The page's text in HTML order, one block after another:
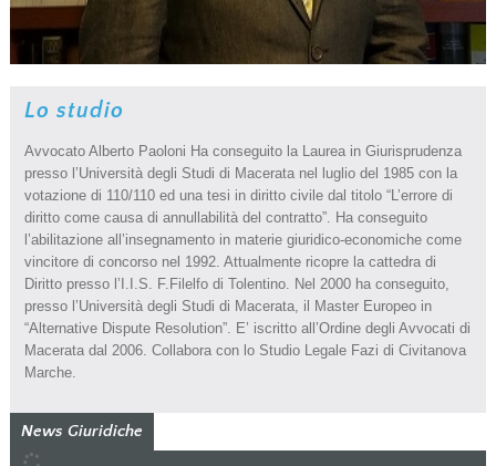
Lo studio
Avvocato Alberto Paoloni Ha conseguito la Laurea in Giurisprudenza
presso l’Università degli Studi di Macerata nel luglio del 1985 con la
votazione di 110/110 ed una tesi in diritto civile dal titolo “L’errore di
diritto come causa di annullabilità del contratto”. Ha conseguito
l’abilitazione all’insegnamento in materie giuridico-economiche come
vincitore di concorso nel 1992. Attualmente ricopre la cattedra di
Diritto presso l’I.I.S. F.Filelfo di Tolentino. Nel 2000 ha conseguito,
presso l’Università degli Studi di Macerata, il Master Europeo in
“Alternative Dispute Resolution”. E’ iscritto all’Ordine degli Avvocati di
Macerata dal 2006. Collabora con lo Studio Legale Fazi di Civitanova
Marche.
News Giuridiche